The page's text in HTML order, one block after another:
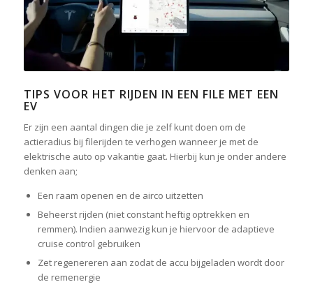
TIPS VOOR HET RIJDEN IN EEN FILE MET EEN
EV
Er zijn een aantal dingen die je zelf kunt doen om de
actieradius bij filerijden te verhogen wanneer je met de
elektrische auto op vakantie gaat. Hierbij kun je onder andere
denken aan;
Een raam openen en de airco uitzetten
Beheerst rijden (niet constant heftig optrekken en
remmen). Indien aanwezig kun je hiervoor de adaptieve
cruise control gebruiken
Zet regenereren aan zodat de accu bijgeladen wordt door
de remenergie